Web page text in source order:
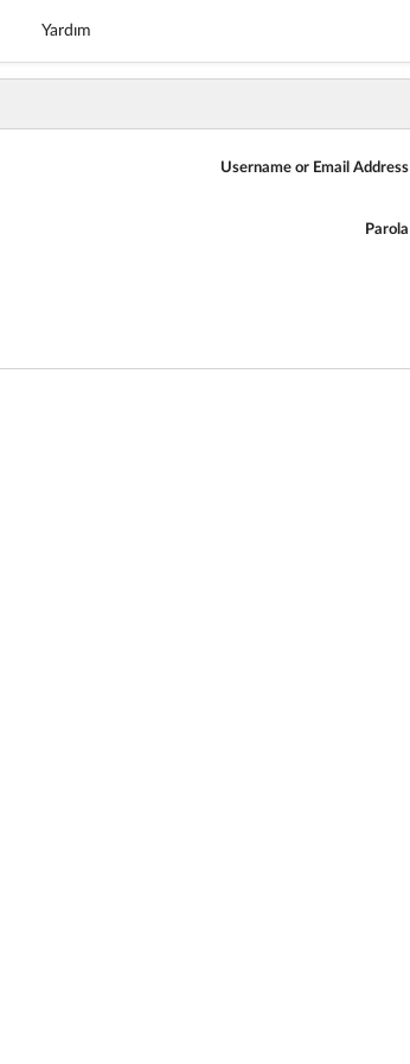
Yardım
Username or Email Address
Parola